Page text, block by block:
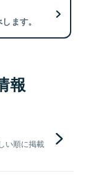
ます。
報
い順に掲載